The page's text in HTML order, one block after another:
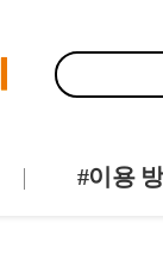
#이용